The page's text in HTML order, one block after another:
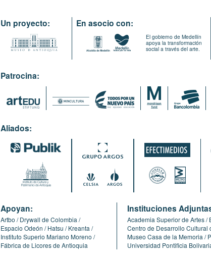
Un proyecto: En asocio con:
El gobierno de Medellín
apoya la transformación
social a través del arte.
Patrocina:
Aliados:
Apoyan:
Artbo
Drywall de Colombia
Espacio Odeón
Hatsu
Kreanta
Instituto Superio Mariano Moreno
Fábrica de Licores de Antioquia
Instituciones
Academia Superior de Artes
Centro de Desarrollo Cultural
Museo Casa de la Memoria
Universidad Pontificia